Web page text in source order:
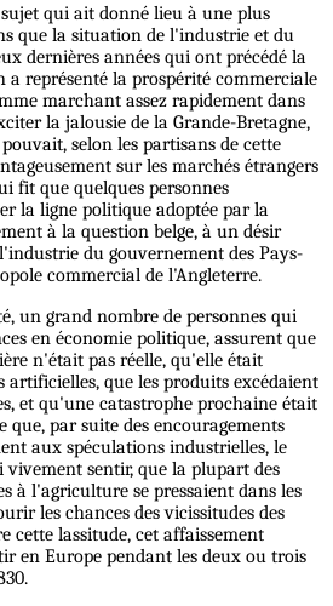
qui ait donné lieu à une plus
que la situation de l'industrie et du
dernières années qui ont précédé la
représenté la prospérité commerciale
marchant assez rapidement dans
la jalousie de la Grande-Bretagne,
selon les partisans de cette
sur les marchés étrangers
fit que quelques personnes
la ligne politique adoptée par la
à la question belge, à un désir
du gouvernement des Pays-
commercial de l'Angleterre.
un grand nombre de personnes qui
en économie politique, assurent que
n'était pas réelle, qu'elle était
artificielles, que les produits excédaient
et qu'une catastrophe prochaine était
que, par suite des encouragements
aux spéculations industrielles, le
vivement sentir, que la plupart des
à l'agriculture se pressaient dans les
les chances des vicissitudes des
cette lassitude, cet affaissement
en Europe pendant les deux ou trois